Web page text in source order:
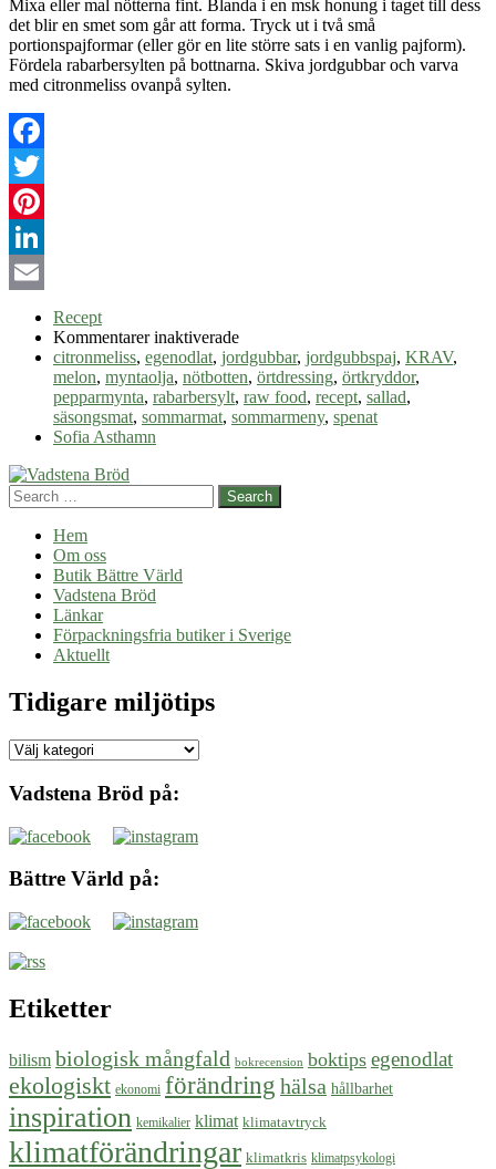
Mixa eller mal nötterna fint. Blanda i en msk honung i taget till dess
det blir en smet som går att forma. Tryck ut i två små
portionspajformar (eller gör en lite större sats i en vanlig pajform).
Fördela rabarbersylten på bottnarna. Skiva jordgubbar och varva
med citronmeliss ovanpå sylten.
Facebook
Twitter
Pinterest
LinkedIn
Recept
Kommentarer inaktiveradeför
Säsongsmat
–
sommarmeny
citronmeliss, egenodlat, jordgubbar, jordgubbspaj, KRAV,
melon, myntaolja, nötbotten, örtdressing, örtkryddor,
pepparmynta, rabarbersylt, raw food, recept, sallad,
säsongsmat, sommarmat, sommarmeny, spenat
Sofia Asthamn
Search
Hem
Om oss
Butik Bättre Värld
Vadstena Bröd
Länkar
Förpackningsfria butiker i Sverige
Aktuellt
Tidigare miljötips
Tidigare
Vadstena Bröd på:
Bättre Värld på:
Etiketter
bilism biologisk mångfald bokrecension boktips egenodlat
ekologiskt ekonomi förändring hälsa hållbarhet
inspiration kemikalier klimat klimatavtryck
klimatförändringar klimatkris klimatpsykologi